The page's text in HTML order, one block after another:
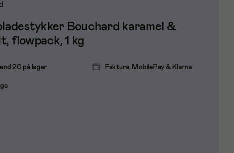
Bouchard karamel &
flowpack, 1 kg
20 på lager Faktura, MobilePay & Klarna